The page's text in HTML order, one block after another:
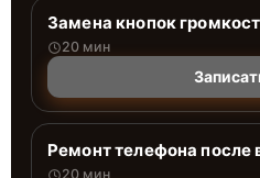
Замена кнопок
20 мин
Ремонт телефона после
20 мин